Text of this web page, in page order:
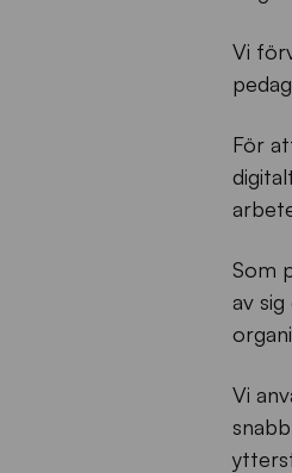
Vi
För
Som
av
Vi